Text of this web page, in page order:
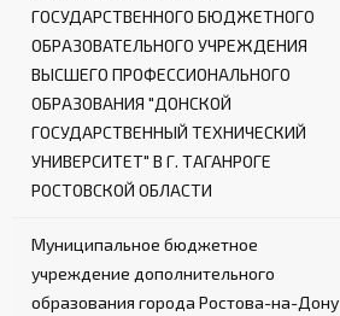
ГОСУДАРСТВЕННОГО БЮДЖЕТНОГО
ОБРАЗОВАТЕЛЬНОГО УЧРЕЖДЕНИЯ
ВЫСШЕГО ПРОФЕССИОНАЛЬНОГО
ОБРАЗОВАНИЯ "ДОНСКОЙ
ГОСУДАРСТВЕННЫЙ ТЕХНИЧЕСКИЙ
УНИВЕРСИТЕТ" В Г. ТАГАНРОГЕ
РОСТОВСКОЙ ОБЛАСТИ
Муниципальное бюджетное
учреждение дополнительного
образования города Ростова-на-Дону